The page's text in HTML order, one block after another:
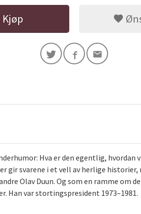
Kjøp
Hva er den egentlig, hvordan
svarene i et vell av herlige historier,
Olav Duun. Og som en ramme om
Han var stortingspresident 1973–1981.